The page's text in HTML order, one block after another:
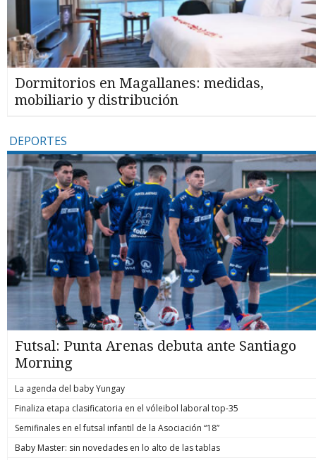
Dormitorios en Magallanes: medidas,
mobiliario y distribución
DEPORTES
Futsal: Punta Arenas debuta ante Santiago
Morning
La agenda del baby Yungay
Finaliza etapa clasificatoria en el vóleibol laboral top-35
Semifinales en el futsal infantil de la Asociación “18”
Baby Master: sin novedades en lo alto de las tablas